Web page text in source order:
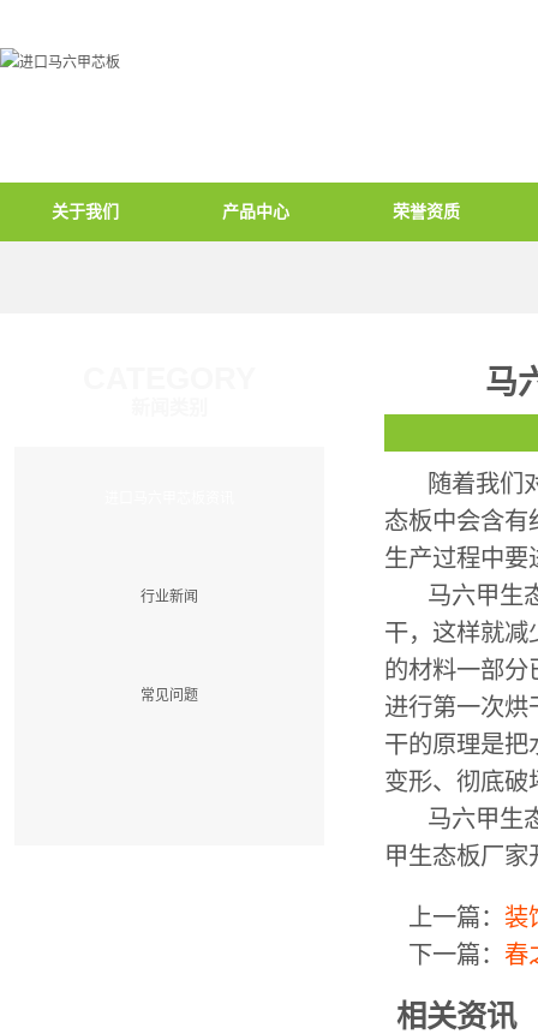
关于我们 产品中心 荣誉资质
马
随着我们
态板中会含有
生产过程中要
马六甲生态
干，这样就减
的材料一部
进行第一次烘
干的原理是把
变形、彻底
马六甲生态
甲生态板厂
上一篇： 装
下一篇： 春
相关资讯
行业新闻
常见问题